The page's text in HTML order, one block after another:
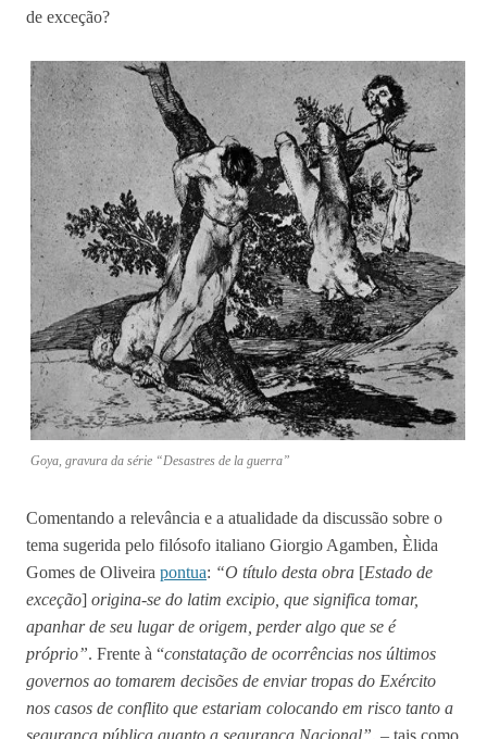
de exceção?
Goya, gravura da série “Desastres de la guerra”
Comentando a relevância e a atualidade da discussão sobre o
tema sugerida pelo filósofo italiano Giorgio Agamben, Èlida
Gomes de Oliveira pontua: “O título desta obra [Estado de
exceção] origina-se do latim excipio, que significa tomar,
apanhar de seu lugar de origem, perder algo que se é
próprio”. Frente à “constatação de ocorrências nos últimos
governos ao tomarem decisões de enviar tropas do Exército
nos casos de conflito que estariam colocando em risco tanto a
segurança pública quanto a segurança Nacional”, – tais como